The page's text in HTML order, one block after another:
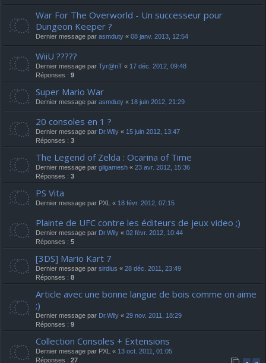
War For The Overworld - Un successeur pour
Dungeon Keeper ?
Dernier message par asmduty « 08 janv. 2013, 12:54
WiiU ?????
Dernier message par Tyr@nT « 17 déc. 2012, 09:48
Réponses : 9
Super Mario War
Dernier message par asmduty « 18 juin 2012, 21:29
20 consoles en 1 ?
Dernier message par Dr.Wily « 15 juin 2012, 13:47
Réponses : 3
The Legend of Zelda : Ocarina of Time
Dernier message par gilgamesh « 23 avr. 2012, 15:36
Réponses : 3
PS Vita
Dernier message par PXL « 18 févr. 2012, 07:15
Plainte de UFC contre les éditeurs de jeux video ;)
Dernier message par Dr.Wily « 02 févr. 2012, 10:44
Réponses : 5
[3DS] Mario Kart 7
Dernier message par sirdius « 28 déc. 2011, 23:49
Réponses : 8
Article avec une bonne langue de bois comme on aime
;)
Dernier message par Dr.Wily « 29 nov. 2011, 18:29
Réponses : 9
Collection Consoles + Extensions
Dernier message par PXL « 13 oct. 2011, 01:05
Réponses : 27